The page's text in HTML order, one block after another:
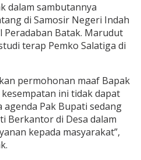
dalam sambutannya
di Samosir Negeri Indah
Peradaban Batak. Marudut
terap Pemko Salatiga di
permohonan maaf Bapak
ini tidak dapat
Pak Bupati sedang
Berkantor di Desa dalam
kepada masyarakat”,